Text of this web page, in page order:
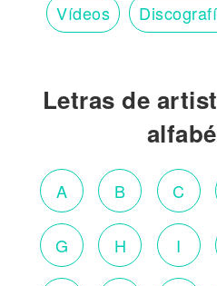
Vídeos
Letras de
A B C
G H I